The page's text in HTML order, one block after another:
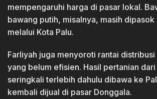
mempengaruhi harga di pasar lokal.
bawang putih, misalnya, masih
melalui Kota Palu.
Farliyah juga menyoroti rantai
yang belum efisien. Hasil pertanian
seringkali terlebih dahulu dibawa ke
kembali dijual di pasar Donggala.